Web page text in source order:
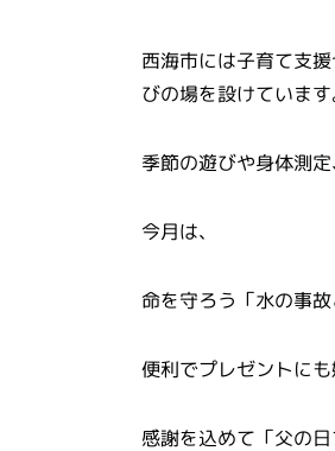
西海市には子育て支
びの場を設けています
季節の遊びや身体測
今月は、
命を守ろう「水の事
便利でプレゼントに
感謝を込めて「父の